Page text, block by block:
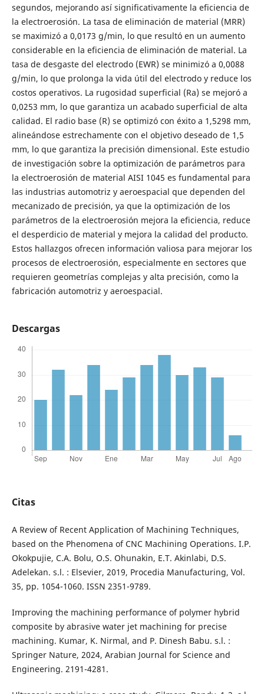
segundos, mejorando así significativamente la eficiencia de
la electroerosión. La tasa de eliminación de material (MRR)
se maximizó a 0,0173 g/min, lo que resultó en un aumento
considerable en la eficiencia de eliminación de material. La
tasa de desgaste del electrodo (EWR) se minimizó a 0,0088
g/min, lo que prolonga la vida útil del electrodo y reduce los
costos operativos. La rugosidad superficial (Ra) se mejoró a
0,0253 mm, lo que garantiza un acabado superficial de alta
calidad. El radio base (R) se optimizó con éxito a 1,5298 mm,
alineándose estrechamente con el objetivo deseado de 1,5
mm, lo que garantiza la precisión dimensional. Este estudio
de investigación sobre la optimización de parámetros para
la electroerosión de material AISI 1045 es fundamental para
las industrias automotriz y aeroespacial que dependen del
mecanizado de precisión, ya que la optimización de los
parámetros de la electroerosión mejora la eficiencia, reduce
el desperdicio de material y mejora la calidad del producto.
Estos hallazgos ofrecen información valiosa para mejorar los
procesos de electroerosión, especialmente en sectores que
requieren geometrías complejas y alta precisión, como la
fabricación automotriz y aeroespacial.
Descargas
Citas
A Review of Recent Application of Machining Techniques,
based on the Phenomena of CNC Machining Operations. I.P.
Okokpujie, C.A. Bolu, O.S. Ohunakin, E.T. Akinlabi, D.S.
Adelekan. s.l. : Elsevier, 2019, Procedia Manufacturing, Vol.
35, pp. 1054-1060. ISSN 2351-9789.
Improving the machining performance of polymer hybrid
composite by abrasive water jet machining for precise
machining. Kumar, K. Nirmal, and P. Dinesh Babu. s.l. :
Springer Nature, 2024, Arabian Journal for Science and
Engineering. 2191-4281.